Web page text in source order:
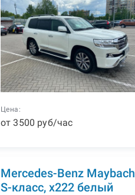
Цена:
от3500 руб/час
Mercedes-Benz Maybach
S-класс, x222 белый